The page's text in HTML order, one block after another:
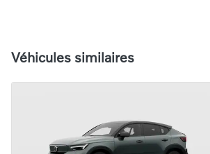
Véhicules similaires